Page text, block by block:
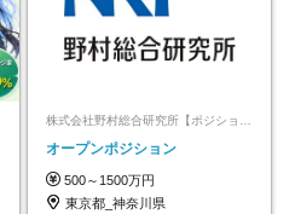
オープンポジション
500～1500万円
東京都_神奈川県